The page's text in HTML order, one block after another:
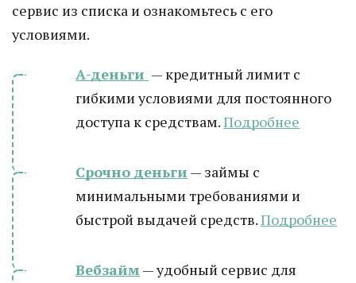
сервис из списка и ознакомьтесь с его
условиями.
А-деньги — кредитный лимит с
гибкими условиями для постоянного
доступа к средствам.Подробнее
Срочно деньги — займы с
минимальными требованиями и
быстрой выдачей средств.Подробнее
Вебзайм — удобный сервис для